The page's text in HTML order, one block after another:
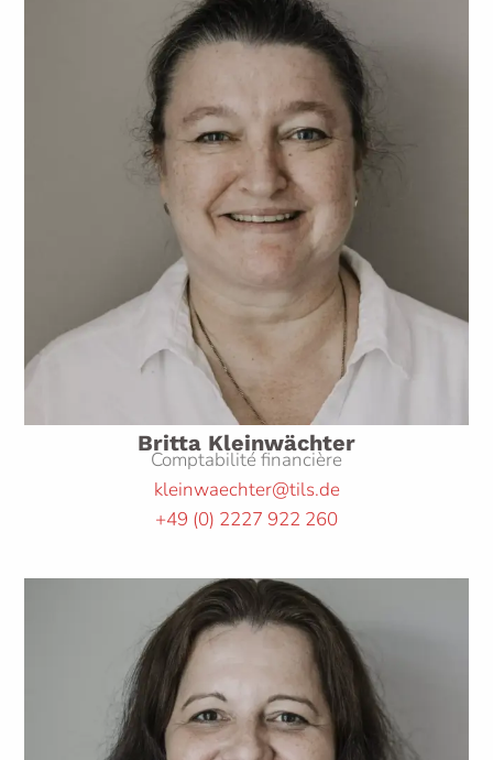
Britta Kleinwächter
Comptabilité financière
kleinwaechter@tils.de
+49 (0) 2227 922 260